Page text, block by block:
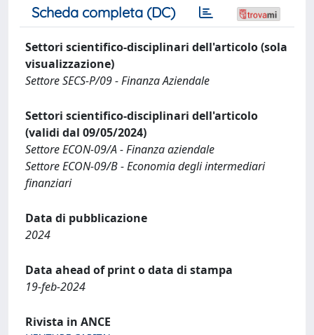
Scheda completa (DC)
Settori scientifico-disciplinari dell'articolo (sola
visualizzazione)
Settore SECS-P/09 - Finanza Aziendale
Settori scientifico-disciplinari dell'articolo
(validi dal 09/05/2024)
Settore ECON-09/A - Finanza aziendale
Settore ECON-09/B - Economia degli intermediari
finanziari
Data di pubblicazione
2024
Data ahead of print o data di stampa
19-feb-2024
Rivista in ANCE